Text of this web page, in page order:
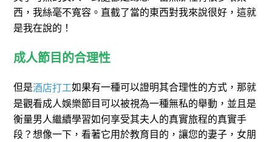
西，我絲毫不寬容。直截了當的東西對我來說很好，這就
是我在說的！
成人節目的合理性
但是酒店打工如果有一種可以證明其合理性的方式，那就
是觀看成人娛樂節目可以被視為一種無私的舉動，並且是
衡量男人繼續學習如何享受其夫人的真實旅程的真實手
段？想像一下，看著它用於教育目的，讓您的妻子，女朋